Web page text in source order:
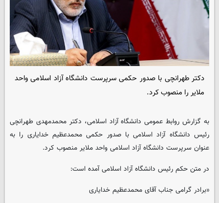
دکتر طهرانچی با صدور حکمی سرپرست دانشگاه آزاد اسلامی واحد
ملایر را منصوب کرد.
به گزارش روابط عمومی دانشگاه آزاد اسلامی، دکتر محمدمهدی طهرانچی
رئیس دانشگاه آزاد اسلامی با صدور حکمی محمدعظیم خدایاری را به
عنوان سرپرست دانشگاه آزاد اسلامی واحد ملایر منصوب کرد.
در متن حکم رئیس دانشگاه آزاد اسلامی آمده است:
«برادر گرامی جناب آقای محمدعظیم خدایاری